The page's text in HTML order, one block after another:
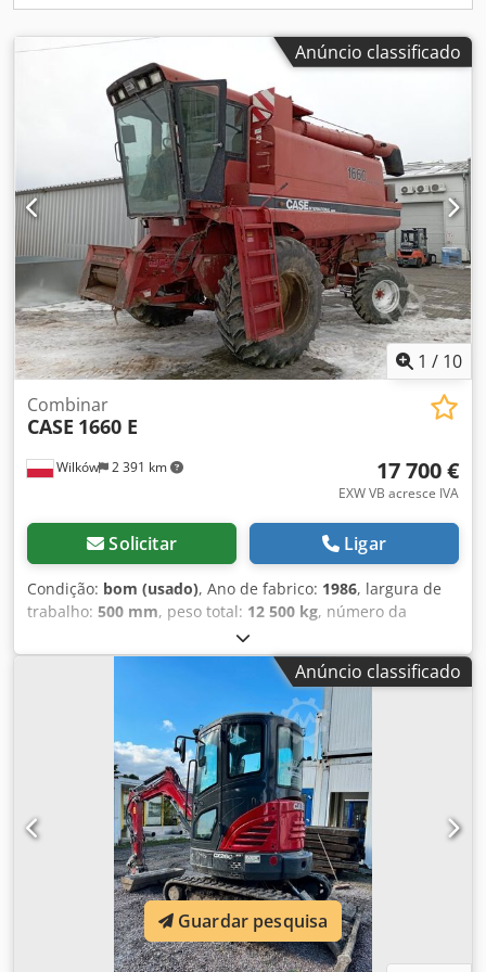
Anúncio classificado
1 / 10
Wilków 2 391 km
Combinar
CASE 1660 E
17 700 €
EXW VB acresce IVA
Solicitar Ligar
Condição: bom (usado), Ano de fabrico: 1986, largura de
trabalho: 500 mm, peso total: 12 500 kg, número da
, Fluxo axial CASE IH 1660 Marca:
Case IH Modelo: 1660 Ano: 1987 Horário de
funcionamento: 3.300 horas Crodpovr Dxpsfx Aizef Largura
da seção: 5,00 m Vários tipos de equipamentos: picador de
palha, espalhador de palha
Anúncio classificado
Guardar pesquisa